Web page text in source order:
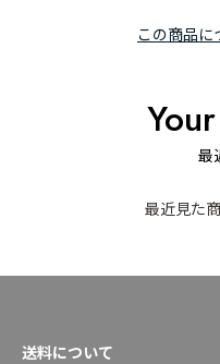
この商品に
最
最近見た
送料について